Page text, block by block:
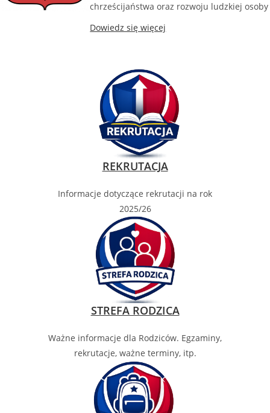
chrześcijaństwa oraz rozwoju ludzkiej osoby
Dowiedz się więcej
REKRUTACJA
Informacje dotyczące rekrutacji na rok
2025/26
STREFA RODZICA
Ważne informacje dla Rodziców. Egzaminy,
rekrutacje, ważne terminy, itp.